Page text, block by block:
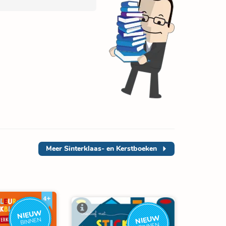
Meer Sinterklaas- en Kerstboeken
NIEUW
BINNEN NIEUW